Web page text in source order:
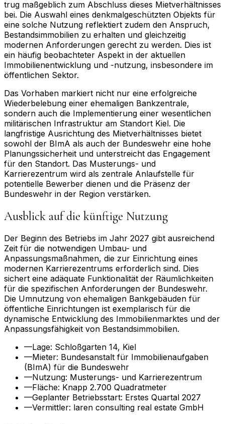
trug maßgeblich zum Abschluss dieses Mietverhältnisses
bei. Die Auswahl eines denkmalgeschützten Objekts für
eine solche Nutzung reflektiert zudem den Anspruch,
Bestandsimmobilien zu erhalten und gleichzeitig
modernen Anforderungen gerecht zu werden. Dies ist
ein häufig beobachteter Aspekt in der aktuellen
Immobilienentwicklung und -nutzung, insbesondere im
öffentlichen Sektor.
Das Vorhaben markiert nicht nur eine erfolgreiche
Wiederbelebung einer ehemaligen Bankzentrale,
sondern auch die Implementierung einer wesentlichen
militärischen Infrastruktur am Standort Kiel. Die
langfristige Ausrichtung des Mietverhältnisses bietet
sowohl der BImA als auch der Bundeswehr eine hohe
Planungssicherheit und unterstreicht das Engagement
für den Standort. Das Musterungs- und
Karrierezentrum wird als zentrale Anlaufstelle für
potentielle Bewerber dienen und die Präsenz der
Bundeswehr in der Region verstärken.
Ausblick auf die künftige Nutzung
Der Beginn des Betriebs im Jahr 2027 gibt ausreichend
Zeit für die notwendigen Umbau- und
Anpassungsmaßnahmen, die zur Einrichtung eines
modernen Karrierezentrums erforderlich sind. Dies
sichert eine adäquate Funktionalität der Räumlichkeiten
für die spezifischen Anforderungen der Bundeswehr.
Die Umnutzung von ehemaligen Bankgebäuden für
öffentliche Einrichtungen ist exemplarisch für die
dynamische Entwicklung des Immobilienmarktes und der
Anpassungsfähigkeit von Bestandsimmobilien.
—Lage: Schloßgarten 14, Kiel
—Mieter: Bundesanstalt für Immobilienaufgaben
(BImA) für die Bundeswehr
—Nutzung: Musterungs- und Karrierezentrum
—Fläche: Knapp 2.700 Quadratmeter
—Geplanter Betriebsstart: Erstes Quartal 2027
—Vermittler: laren consulting real estate GmbH